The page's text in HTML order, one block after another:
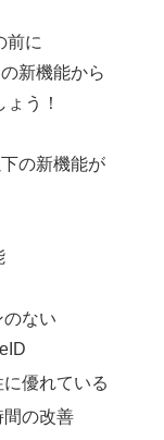
前に
新機能から
う！
の新機能が
のない
優れている
間の改善